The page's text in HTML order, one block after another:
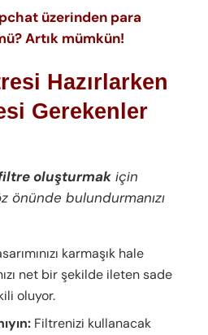
üzerinden para
Artık mümkün!
Hazırlarken
Gerekenler
oluşturmak için
önünde bulundurmanızı
karmaşık hale
net bir şekilde ileten sade
oluyor.
Filtrenizi kullanacak